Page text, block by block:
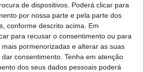
de dispositivos. Poderá clicar para
por nossa parte e pela parte dos
conforme descrito acima. Em
para recusar o consentimento ou para
pormenorizadas e alterar as suas
consentimento. Tenha em atenção
dos seus dados pessoais poderá
pessoas que morreram tinham
entre 70 e 79 anos, quatro entre
os 40 e os 49 anos.
para ouvir na Estação Diária – 96.8